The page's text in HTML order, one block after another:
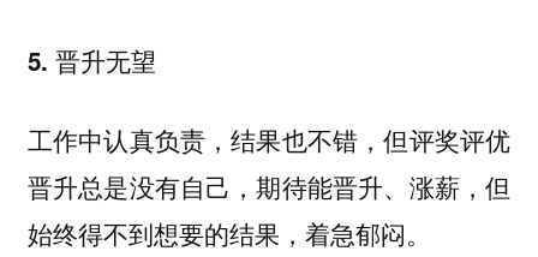
5. 晋升无望
工作中认真负责，结果也不错，但评奖评优
晋升总是没有自己，期待能晋升、涨薪，但
始终得不到想要的结果，着急郁闷。